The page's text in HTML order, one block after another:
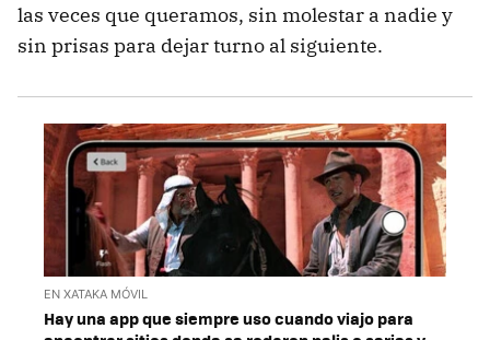
las veces que queramos, sin molestar a nadie y
sin prisas para dejar turno al siguiente.
EN XATAKA MÓVIL
Hay una app que siempre uso cuando viajo para